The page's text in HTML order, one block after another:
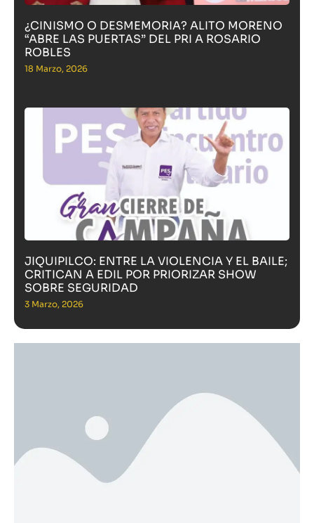
¿CINISMO O DESMEMORIA? ALITO MORENO
“ABRE LAS PUERTAS” DEL PRI A ROSARIO
ROBLES
18 Marzo, 2026
JIQUIPILCO: ENTRE LA VIOLENCIA Y EL BAILE;
CRITICAN A EDIL POR PRIORIZAR SHOW
SOBRE SEGURIDAD
3 Marzo, 2026